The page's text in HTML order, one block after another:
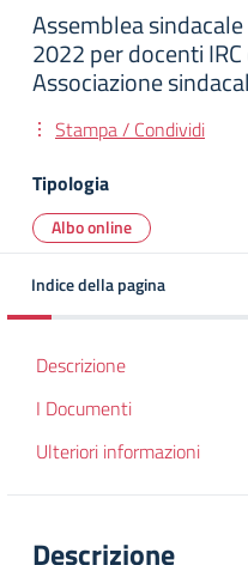
Assemblea
2022 per docenti
Associazione
Stampa / Condividi
Tipologia
Albo online
Indice della pagina
Descrizione
I Documenti
Ulteriori informazioni
Descrizione